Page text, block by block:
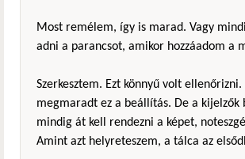
Most remélem, így is marad. Vagy
adni a parancsot, amikor hozzáadom a
Szerkesztem. Ezt könnyű volt ellenőrizni.
megmaradt ez a beállítás. De a kijelzők
mindig át kell rendezni a képet,
Amint azt helyreteszem, a tálca az